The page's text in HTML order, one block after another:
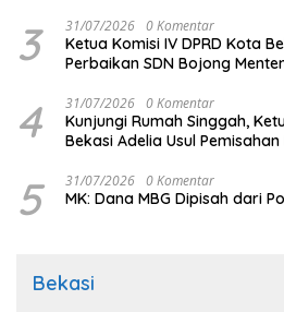
3 31/07/2026 0 Komentar
Ketua Komisi IV DPRD Kota
Perbaikan SDN Bojong
4 31/07/2026 0 Komentar
Kunjungi Rumah Singgah,
Bekasi Adelia Usul
5 31/07/2026 0 Komentar
MK: Dana MBG Dipisah dari
Bekasi